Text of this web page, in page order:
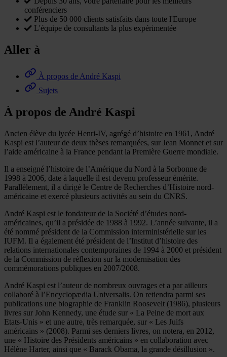
conférenciers
Plus de 50 000 clients satisfaits dans toute l'Europe
L'équipe de consultants la plus expérimentée
Aller à
À propos de André Kaspi
Sujets
À propos de André Kaspi
Ancien élève du lycée Henri-IV, agrégé d’histoire en 1961, André
Kaspi est l’auteur de deux thèses remarquées, sur Jean Monnet et sur
l’aide américaine à la France pendant la Première Guerre mondiale.
Il a enseigné l’histoire de l’Amérique du Nord à la Sorbonne de
1998 à 2006, date à laquelle il est devenu professeur émérite.
Parallèlement, il a dirigé le Centre de Recherches d’Histoire nord-
américaine et exercé plusieurs activités au sein du CNRS.
André Kaspi est le fondateur de la Société d’études nord-
américaines, qu’il a présidée de 1988 à 1992. L’année suivante, il a
été nommé président de la Commission interministérielle sur les
IUFM. Il a également été président de l’Institut d’histoire des
relations internationales contemporaines de 1994 à 2000 et président
de la Commission de réflexion sur la modernisation des
commémorations publiques en 2007/2008.
André Kaspi est l’auteur de nombreux ouvrages et a par ailleurs
collaboré à l’Encyclopædia Universalis. On retiendra parmi ses
publications une biographie de Franklin Roosevelt (1986), plusieurs
livres sur John Kennedy, une étude sur « La Peine de mort aux
Etats-Unis » et une autre, très remarquée, sur « Les Juifs
américains » (2008). Parmi ses derniers livres, on notera, en 2012,
une « Histoire des Présidents américains » en collaboration avec
Hélène Harter, ainsi que « Barack Obama, la grande désillusion ».